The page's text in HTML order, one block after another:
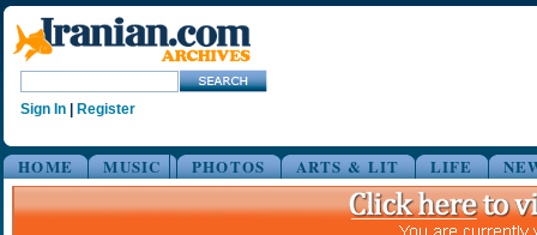
Sign In Register
HOME MUSIC PHOTOS ARTS & LIT LIFE